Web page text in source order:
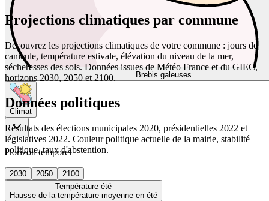
Brebis galeuses
Climat
Horizon temporel
2030 2050
2100
Température été
Hausse de la température moyenne en été
Projections climatiques par commune
Découvrez les projections climatiques de votre commune : jours de
canicule, température estivale, élévation du niveau de la mer,
sécheresses des sols. Données issues de Météo France et du GIEC,
horizons 2030, 2050 et 2100.
Données politiques
Résultats des élections municipales 2020, présidentielles 2022 et
législatives 2022. Couleur politique actuelle de la mairie, stabilité
politique, taux d'abstention.